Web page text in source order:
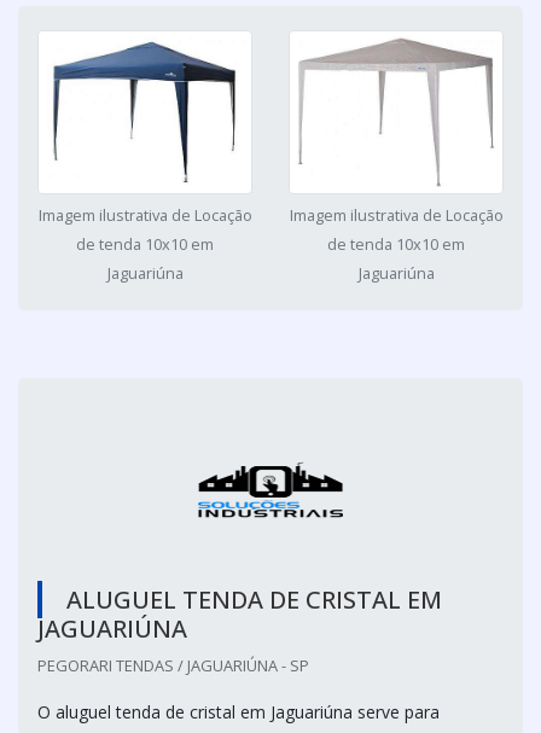
Imagem ilustrativa de Locação
de tenda 10x10 em
Jaguariúna
Imagem ilustrativa de Locação
de tenda 10x10 em
Jaguariúna
ALUGUEL TENDA DE CRISTAL EM
JAGUARIÚNA
PEGORARI TENDAS / JAGUARIÚNA - SP
O aluguel tenda de cristal em Jaguariúna serve para